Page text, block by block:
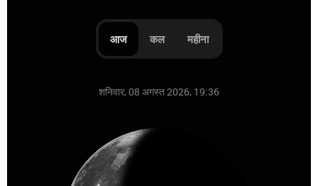
आज कल महीना
शनिवार, 08 अगस्त 2026, 19:36